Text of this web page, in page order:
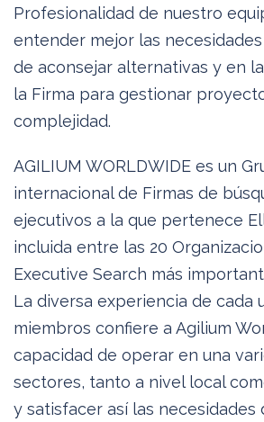
Profesionalidad de nuestro
entender mejor las
de aconsejar alternativas y en
la Firma para gestionar
complejidad.
AGILIUM WORLDWIDE es un
internacional de Firmas de
ejecutivos a la que pertenece
incluida entre las 20
Executive Search más
La diversa experiencia de cada
miembros confiere a Agilium
capacidad de operar en una
sectores, tanto a nivel local
y satisfacer así las necesidades